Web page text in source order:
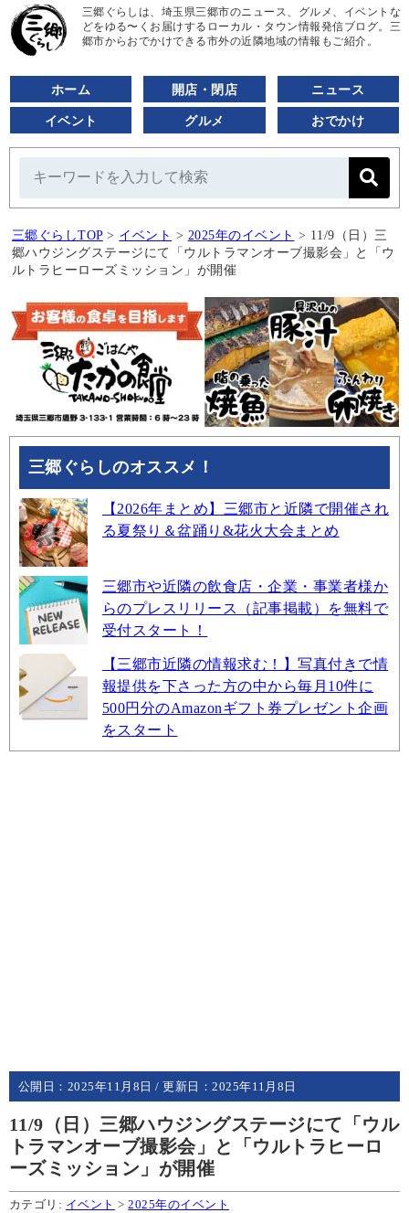
三郷ぐらしは、埼玉県三郷市のニュース、グルメ、イベントな
どをゆる〜くお届けするローカル・タウン情報発信ブログ。三
郷市からおでかけできる市外の近隣地域の情報もご紹介。
ホーム 開店・閉店 ニュース
イベント グルメ おでかけ
三郷ぐらしTOP > イベント > 2025年のイベント > 11/9（日）三
郷ハウジングステージにて「ウルトラマンオーブ撮影会」と「ウ
ルトラヒーローズミッション」が開催
三郷ぐらしのオススメ！
【2026年まとめ】三郷市と近隣で開催され
る夏祭り＆盆踊り&花火大会まとめ
三郷市や近隣の飲食店・企業・事業者様か
らのプレスリリース（記事掲載）を無料で
受付スタート！
【三郷市近隣の情報求む！】写真付きで情
報提供を下さった方の中から毎月10件に
500円分のAmazonギフト券プレゼント企画
をスタート
公開日： 2025年11月8日 / 更新日：2025年11月8日
11/9（日）三郷ハウジングステージにて「ウル
トラマンオーブ撮影会」と「ウルトラヒーロ
ーズミッション」が開催
カテゴリ: イベント >2025年のイベント